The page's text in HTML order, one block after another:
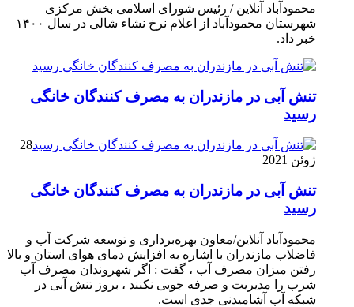
محمودآباد آنلاین / رئیس شورای اسلامی بخش مرکزی
شهرستان محمودآباد از اعلام نرخ نشاء شالی در سال ۱۴۰۰
خبر داد.
تنش آبی در مازندران به مصرف كنندگان خانگی
رسيد
28
ژوئن 2021
تنش آبی در مازندران به مصرف كنندگان خانگی
رسيد
محمودآباد آنلاین/معاون بهره‌برداری و توسعه شرکت آب و
فاضلاب مازندران با اشاره به افزایش دمای هوای استان و بالا
رفتن میزان مصرف آب ، گفت : اگر شهروندان مصرف آب
شرب را مدیریت و صرفه جویی نکنند ، بروز تنش آبی در
شبکه آب آشامیدنی جدی است.